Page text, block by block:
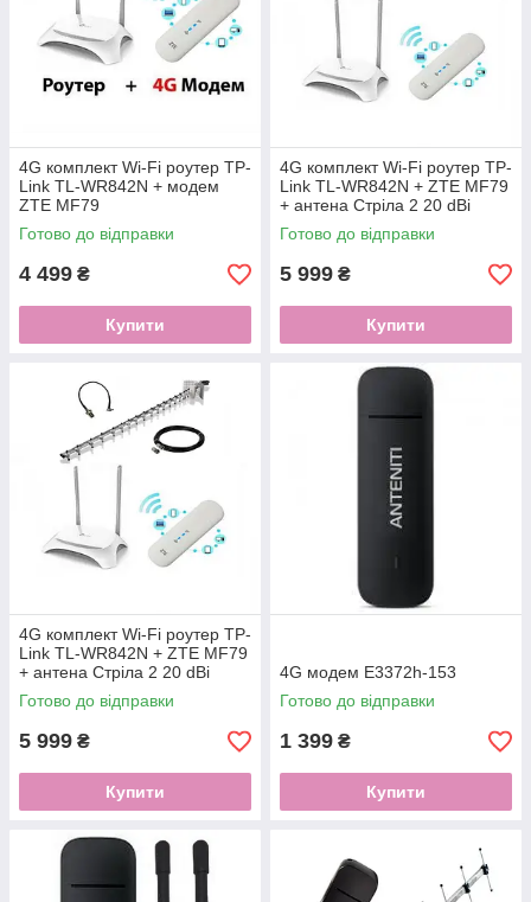
4G комплект Wi-Fi роутер TP-
Link TL-WR842N + модем
ZTE MF79
Готово до відправки
4 499 ₴
Купити
4G комплект Wi-Fi роутер TP-
Link TL-WR842N + ZTE MF79
+ антена Стріла 2 20 dBi
Готово до відправки
5 999 ₴
Купити
4G комплект Wi-Fi роутер TP-
Link TL-WR842N + ZTE MF79
+ антена Стріла 2 20 dBi
Готово до відправки
5 999 ₴
Купити
4G модем E3372h-153
Готово до відправки
1 399 ₴
Купити